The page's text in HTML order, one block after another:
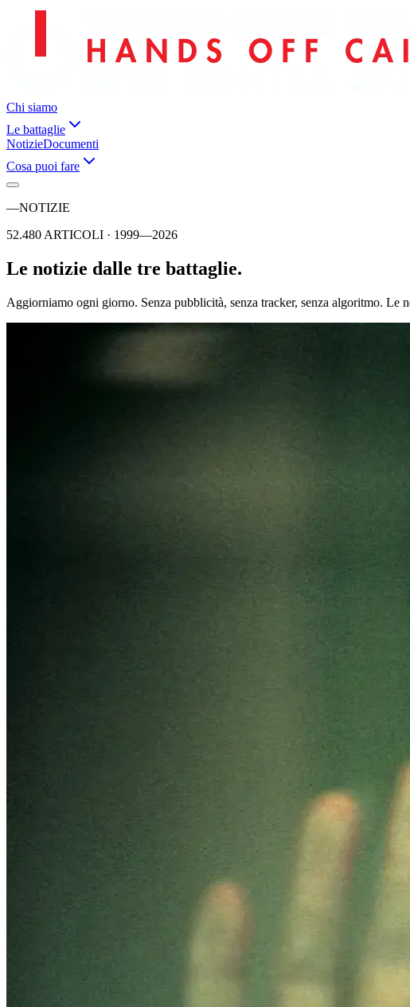
Chi siamo
Le battaglie
NotizieDocumenti
Cosa puoi fare
—NOTIZIE
52.480 ARTICOLI · 1999—2026
Le notizie dalle tre battaglie.
Aggiorniamo ogni giorno. Senza pubblicità, senza tracker, senza algoritmo.